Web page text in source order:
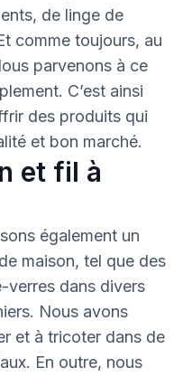
de linge de
comme toujours, au
parvenons à ce
C’est ainsi
des produits qui
et bon marché.
et fil à
également un
maison, tel que des
verres dans divers
Nous avons
et à tricoter dans de
En outre, nous